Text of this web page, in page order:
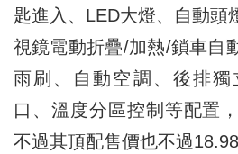
匙進入、LED大燈、自動頭
視鏡電動折疊/加熱/鎖車自
雨刷、自動空調、後排
口、溫度分區控制等配置
不過其頂配售價也不過